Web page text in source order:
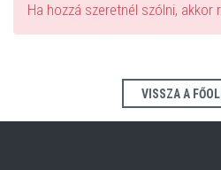
Ha hozzá szeretnél szólni, akkor
VISSZA A